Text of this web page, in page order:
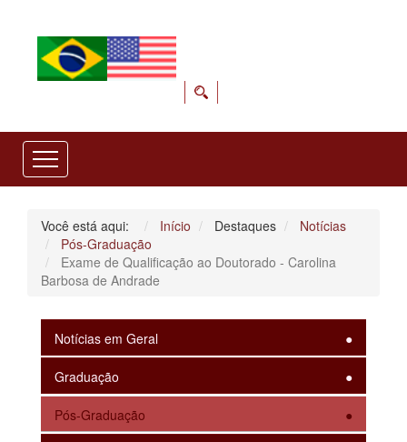
Você está aqui: Início Destaques
Notícias
Pós-Graduação
Exame de Qualificação ao Doutorado - Carolina
Barbosa de Andrade
Notícias em Geral
Graduação
Pós-Graduação